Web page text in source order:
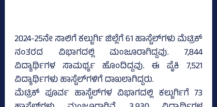
2024-25ನೇ ಸಾಲಿಗೆ ಕಲ್ಬುರ್ಗಿ ಜಿಲ್ಲೆಗೆ 61 ಹಾಸ್ಟೆಲ್‌ಗಳು ಮೆಟ್ರಿಕ್‌
ನಂತರದ ವಿಭಾಗದಲ್ಲಿ ಮಂಜೂರಾಗಿದ್ದವು. 7,844
ವಿದ್ಯಾರ್ಥಿಗಳ ಸಾಮರ್ಥ್ಯ ಹೊಂದಿದ್ದವು. ಈ ಪೈಕಿ 7,521
ವಿದ್ಯಾರ್ಥಿಗಳು ಹಾಸ್ಟೆಲ್‌ಗಳಿಗೆ ದಾಖಲಾಗಿದ್ದರು.
ಮೆಟ್ರಿಕ್‌ ಪೂರ್ವ ಹಾಸ್ಟೆಲ್‌ಗಳ ವಿಭಾಗದಲ್ಲಿ ಕಲ್ಬುರ್ಗಿಗೆ 73